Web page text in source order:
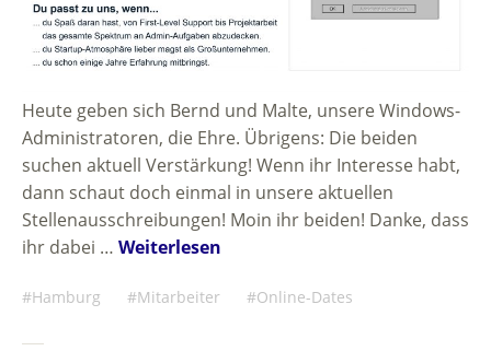
Heute geben sich Bernd und Malte, unsere Windows-
Administratoren, die Ehre. Übrigens: Die beiden
suchen aktuell Verstärkung! Wenn ihr Interesse habt,
dann schaut doch einmal in unsere aktuellen
Stellenausschreibungen! Moin ihr beiden! Danke, dass
ihr dabei … Weiterlesen
Hamburg Mitarbeiter Online-Dates